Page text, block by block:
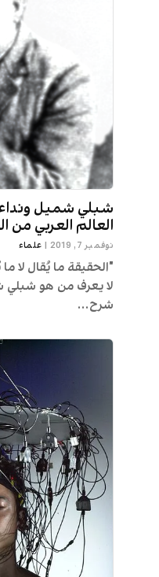
شبلي شميل ونداء
العالم العربي من
نوفمبر 7, 2019 | علماء
"الحقيقة ما يُقال
لا يعرف من هو شبلي
شرح...